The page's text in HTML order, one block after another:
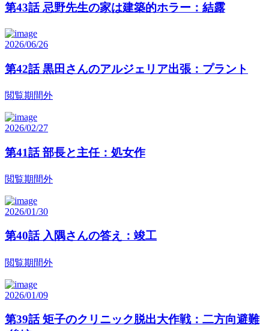
第43話 忌野先生の家は建築的ホラー：結露
2026/06/26
第42話 黒田さんのアルジェリア出張：プラント
閲覧期間外
2026/02/27
第41話 部長と主任：処女作
閲覧期間外
2026/01/30
第40話 入隅さんの答え：竣工
閲覧期間外
2026/01/09
第39話 矩子のクリニック脱出大作戦：二方向避難